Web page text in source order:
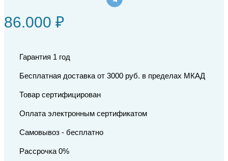
86.000 ₽
Гарантия 1 год
Бесплатная доставка от 3000 руб. в пределах МКАД
Товар сертифицирован
Оплата электронным сертификатом
Самовывоз - бесплатно
Рассрочка 0%